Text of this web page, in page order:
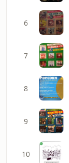
6
7
8
9
10